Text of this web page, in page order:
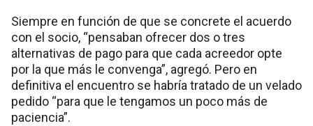
Siempre en función de que se concrete el acuerdo
con el socio, “pensaban ofrecer dos o tres
alternativas de pago para que cada acreedor opte
por la que más le convenga”, agregó. Pero en
definitiva el encuentro se habría tratado de un velado
pedido “para que le tengamos un poco más de
paciencia”.